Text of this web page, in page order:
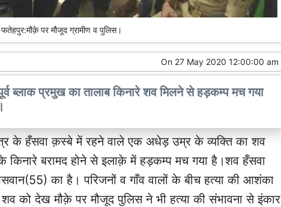
फतेहपुर:मौक़े पर मौजूद ग्रामीण व पुलिस।
On 27 May 2020 12:00:00 am
ब्लाक प्रमुख का तालाब किनारे शव मिलने से हड़कम्प मच गया
के हँसवा क़स्बे में रहने वाले एक अधेड़ उम्र के व्यक्ति का शव
बरामद होने से इलाक़े में हड़कम्प मच गया है।शव हँसवा
का है। परिजनों व गाँव वालों के बीच हत्या की आशंका
शव को देख मौक़े पर मौजूद पुलिस ने भी हत्या की संभावना से इंकार